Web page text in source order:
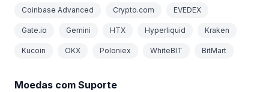
Coinbase Advanced Crypto.com EVEDEX
Gate.io Gemini HTX Hyperliquid Kraken
Kucoin OKX Poloniex WhiteBIT BitMart
Moedas com Suporte